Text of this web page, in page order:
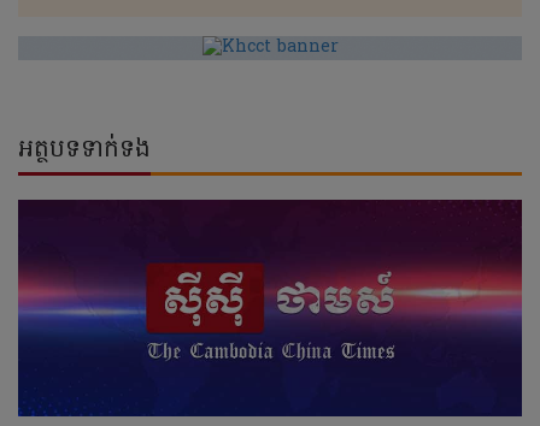
អត្ថបទទាក់ទង